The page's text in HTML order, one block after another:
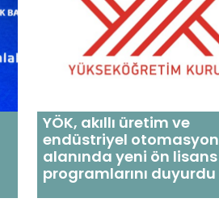
YÖK, akıllı üretim ve
endüstriyel otomasyon
alanında yeni ön lisans
programlarını duyurdu